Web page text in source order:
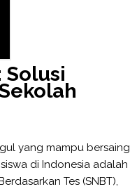
yang mampu bersaing
di Indonesia adalah
Tes (SNBT),